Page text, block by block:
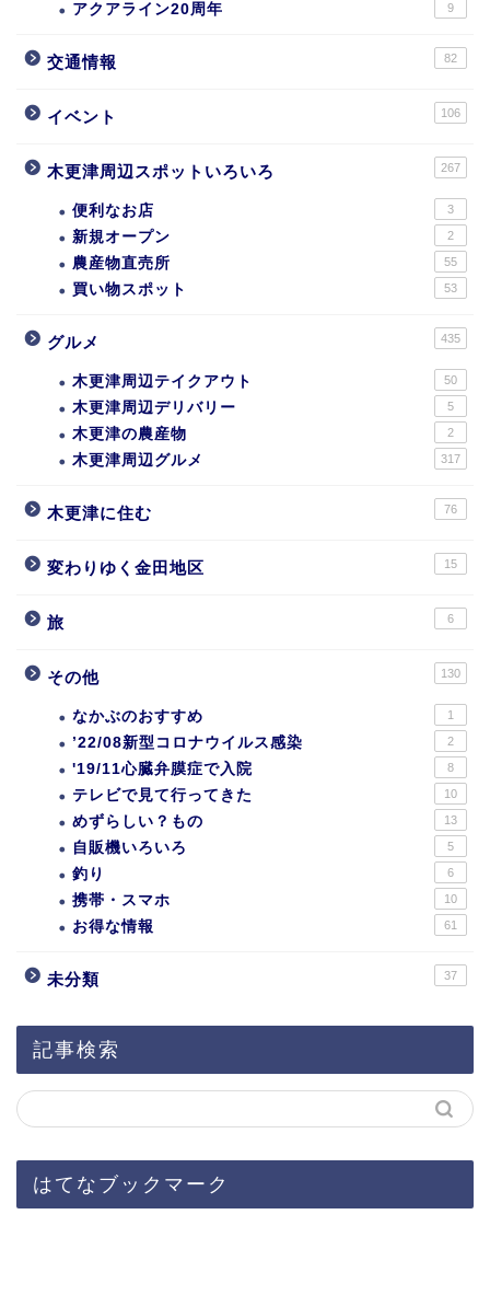
アクアライン20周年 9
交通情報 82
イベント 106
木更津周辺スポットいろいろ 267
便利なお店 3
新規オープン 2
農産物直売所 55
買い物スポット 53
グルメ 435
木更津周辺テイクアウト 50
木更津周辺デリバリー 5
木更津の農産物 2
木更津周辺グルメ 317
木更津に住む 76
変わりゆく金田地区 15
旅 6
その他 130
なかぶのおすすめ 1
’22/08新型コロナウイルス感染 2
'19/11心臓弁膜症で入院 8
テレビで見て行ってきた 10
めずらしい？もの 13
自販機いろいろ 5
釣り 6
携帯・スマホ 10
お得な情報 61
未分類 37
記事検索
はてなブックマーク